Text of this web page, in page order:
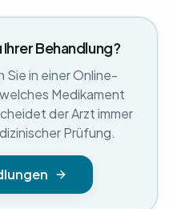
Ihrer Behandlung?
Sie in einer Online-
Medikament
der Arzt immer
Prüfung.